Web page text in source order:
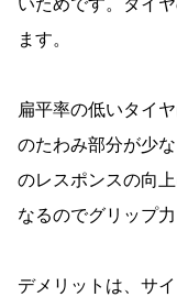
いためです。タイ
ます。
扁平率の低いタイ
のたわみ部分が少
のレスポンスの向
なるのでグリップ
デメリットは、サ